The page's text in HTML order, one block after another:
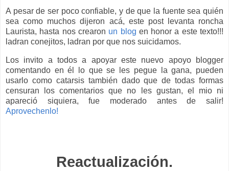
A pesar de ser poco confiable, y de que la fuente sea quién
sea como muchos dijeron acá, este post levanta roncha
Laurista, hasta nos crearon un blog en honor a este texto!!!
ladran conejitos, ladran por que nos suicidamos.
Los invito a todos a apoyar este nuevo apoyo blogger
comentando en él lo que se les pegue la gana, pueden
usarlo como catarsis también dado que de todas formas
censuran los comentarios que no les gustan, el mio ni
apareció siquiera, fue moderado antes de salir!
Aprovechenlo!
Reactualización.